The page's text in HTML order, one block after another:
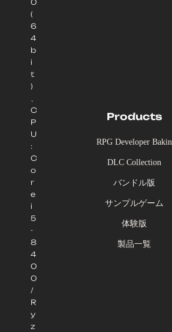
0
(
6
4
b
i
t
)
C
P
U
:
C
o
r
e
i
5
-
8
4
0
0
/
R
y
z
Products
RPG Developer Bakin
DLC Collection
バンドル版
サンプルゲーム
体験版
製品一覧